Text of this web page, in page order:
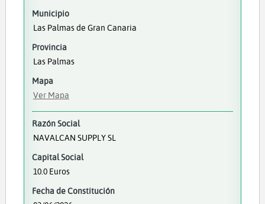
Municipio
Las Palmas de Gran Canaria
Provincia
Las Palmas
Mapa
Ver Mapa
Razón Social
NAVALCAN SUPPLY SL
Capital Social
10.0 Euros
Fecha de Constitución